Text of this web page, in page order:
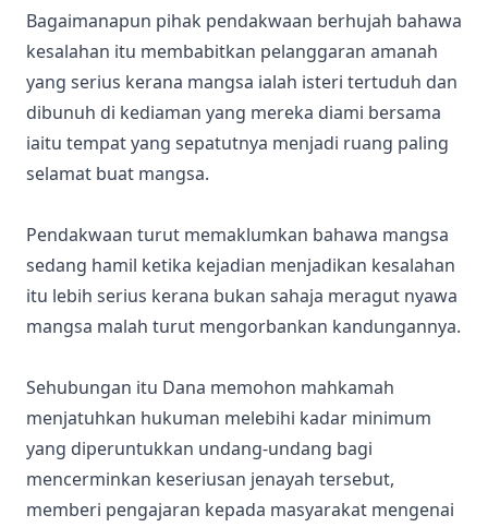
Bagaimanapun pihak pendakwaan berhujah bahawa
kesalahan itu membabitkan pelanggaran amanah
yang serius kerana mangsa ialah isteri tertuduh dan
dibunuh di kediaman yang mereka diami bersama
iaitu tempat yang sepatutnya menjadi ruang paling
selamat buat mangsa.
Pendakwaan turut memaklumkan bahawa mangsa
sedang hamil ketika kejadian menjadikan kesalahan
itu lebih serius kerana bukan sahaja meragut nyawa
mangsa malah turut mengorbankan kandungannya.
Sehubungan itu Dana memohon mahkamah
menjatuhkan hukuman melebihi kadar minimum
yang diperuntukkan undang-undang bagi
mencerminkan keseriusan jenayah tersebut,
memberi pengajaran kepada masyarakat mengenai